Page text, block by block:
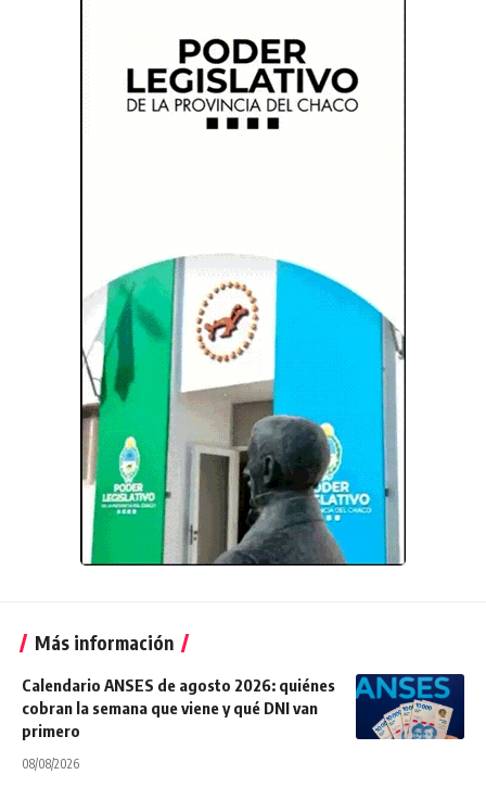
Más información
Calendario ANSES de agosto 2026: quiénes
cobran la semana que viene y qué DNI van
primero
08/08/2026